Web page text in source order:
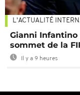
L'ACTUALITÉ
Gianni
sommet de la
Il y a 9 heures